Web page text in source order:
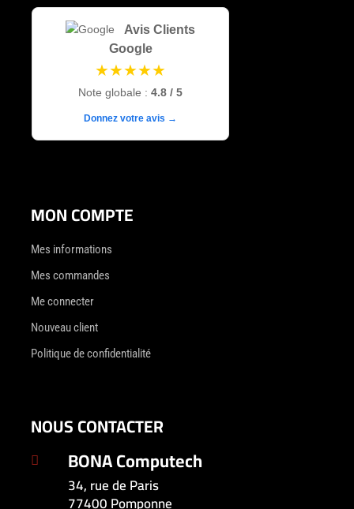
Avis Clients
Google
★★★★★
Note globale : 4.8 / 5
Donnez votre avis →
MON COMPTE
Mes informations
Mes commandes
Me connecter
Nouveau client
Politique de confidentialité
NOUS CONTACTER
 BONA Computech
34, rue de Paris
77400 Pomponne